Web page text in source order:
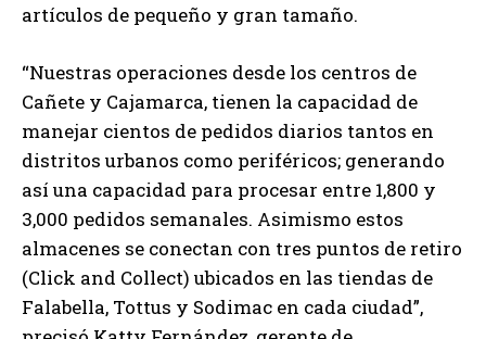
artículos de pequeño y gran tamaño.
“Nuestras operaciones desde los centros de
Cañete y Cajamarca, tienen la capacidad de
manejar cientos de pedidos diarios tantos en
distritos urbanos como periféricos; generando
así una capacidad para procesar entre 1,800 y
3,000 pedidos semanales. Asimismo estos
almacenes se conectan con tres puntos de retiro
(Click and Collect) ubicados en las tiendas de
Falabella, Tottus y Sodimac en cada ciudad”,